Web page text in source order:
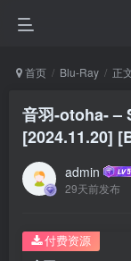
首页 Blu-Ray 正
音羽-otoha- –
[2024.11.20]
admin
29天前发布
付费资源